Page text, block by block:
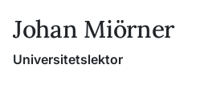
Johan Miörner
Universitetslektor